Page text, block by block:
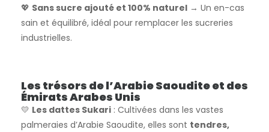
💖 Sans sucre ajouté et 100% naturel → Un en-cas
sain et équilibré, idéal pour remplacer les sucreries
industrielles.
Les trésors de l’Arabie Saoudite et des
Émirats Arabes Unis
💛 Les dattes Sukari : Cultivées dans les vastes
palmeraies d’Arabie Saoudite, elles sont tendres,